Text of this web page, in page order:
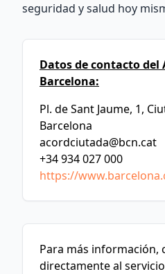
seguridad y salud hoy
Datos de contacto
Barcelona:
Pl. de Sant Jaume, 1,
Barcelona
acordciutada@bcn.cat
+34 934 027 000
https://
Para más información,
directamente al